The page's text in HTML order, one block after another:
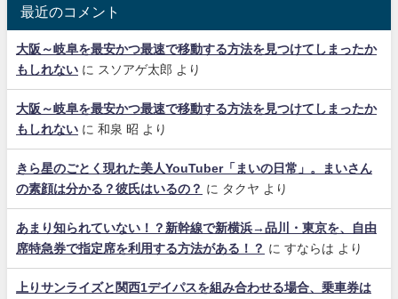
最近のコメント
大阪～岐阜を最安かつ最速で移動する方法を見つけてしまったか
もしれない に スソアゲ太郎 より
大阪～岐阜を最安かつ最速で移動する方法を見つけてしまったか
もしれない に 和泉 昭 より
きら星のごとく現れた美人YouTuber「まいの日常」。まいさん
の素顔は分かる？彼氏はいるの？ に タクヤ より
あまり知られていない！？新幹線で新横浜→品川・東京を、自由
席特急券で指定席を利用する方法がある！？ に すならは より
上りサンライズと関西1デイパスを組み合わせる場合、乗車券は